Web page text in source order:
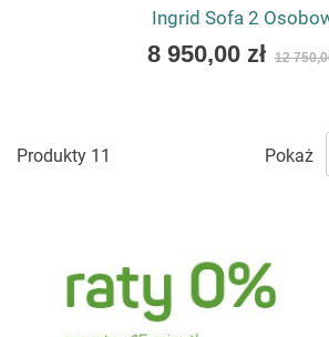
Ingrid Sofa 2
As
8 950,00 zł 12
Produkty 11 Pokaż